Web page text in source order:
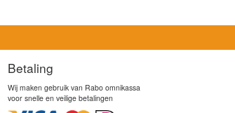
Betaling
Wij maken gebruik van Rabo omnikassa
voor snelle en veilige betalingen